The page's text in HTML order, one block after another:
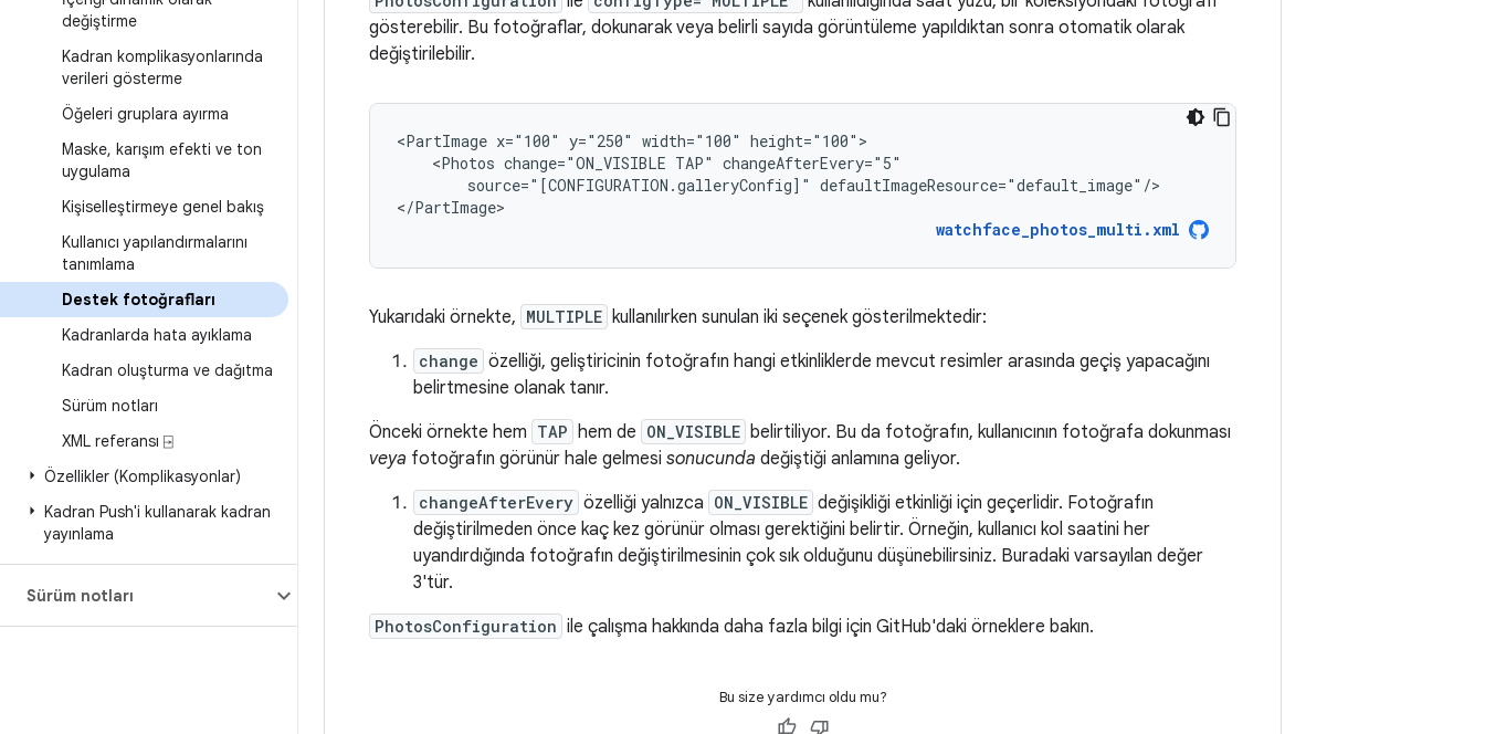
değiştirme
Kadran komplikasyonlarında
verileri gösterme
Öğeleri gruplara ayırma
Maske, karışım efekti ve ton
uygulama
Kişiselleştirmeye genel bakış
Kullanıcı yapılandırmalarını
tanımlama
Destek fotoğrafları
Kadranlarda hata ayıklama
Kadran oluşturma ve dağıtma
Sürüm notları
XML referansı ⍈
Özellikler (Komplikasyonlar)
Kadran Push'i kullanarak kadran
yayınlama
Sürüm notları
gösterebilir. Bu fotoğraflar, dokunarak veya belirli sayıda görüntüleme yapıldıktan sonra otomatik olarak
değiştirilebilir.
<PartImage x="100" y="250" width="100"
<Photos change="ON_VISIBLE TAP"
source="[CONFIGURATION.galleryConfig]" defaultImageResource="default_image"/>
</PartImage>
watchface_photos_multi.xml
Yukarıdaki örnekte, MULTIPLE kullanılırken sunulan iki seçenek gösterilmektedir:
change özelliği, geliştiricinin fotoğrafın hangi etkinliklerde mevcut resimler arasında geçiş yapacağını
belirtmesine olanak tanır.
Önceki örnekte hem TAP hem de ON_VISIBLE belirtiliyor. Bu da fotoğrafın, kullanıcının fotoğrafa dokunması
veya fotoğrafın görünür hale gelmesi sonucunda değiştiği anlamına geliyor.
changeAfterEvery özelliği yalnızca ON_VISIBLE değişikliği etkinliği için geçerlidir. Fotoğrafın
değiştirilmeden önce kaç kez görünür olması gerektiğini belirtir. Örneğin, kullanıcı kol saatini her
uyandırdığında fotoğrafın değiştirilmesinin çok sık olduğunu düşünebilirsiniz. Buradaki varsayılan değer
3'tür.
PhotosConfiguration ile çalışma hakkında daha fazla bilgi için GitHub'daki örneklere bakın.
Bu size yardımcı oldu mu?